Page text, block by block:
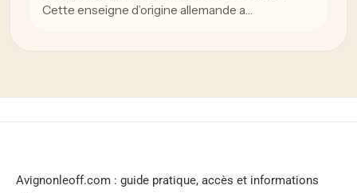
Cette enseigne d’origine allemande a…
Avignonleoff.com : guide pratique, accès et informations